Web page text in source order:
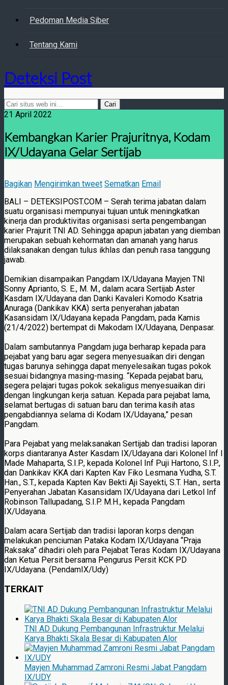
Pedoman Media Siber
Tentang Kami
Deteksi Post
21 April 2022
Kembangkan Karier Prajuritnya, Kodam
IX/Udayana Gelar Sertijab
Bagikan Mengirimkan tweet Sematkan Email
BALI – DETEKSIPOST.COM – Serah terima jabatan dalam
suatu organisasi mempunyai tujuan untuk meningkatkan
kinerja dan produktivitas organisasi serta pengembangan
karier Prajurit TNI AD. Sehingga apapun jabatan yang diemban
merupakan sebuah kehormatan dan amanah yang harus
dilaksanakan dengan tulus ikhlas dan penuh rasa tanggung
jawab.
Demikian disampaikan Pangdam IX/Udayana Mayjen TNI
Sonny Aprianto, S. E., M. M., dalam acara Sertijab Aster
Kasdam IX/Udayana dan Danki Kavaleri Komodo Ksatria
Anuraga (Dankikav KKA) serta penyerahan jabatan
Kasansidam IX/Udayana kepada Pangdam, pada Kamis
(21/4/2022) bertempat di Makodam IX/Udayana, Denpasar.
Dalam sambutannya Pangdam juga berharap kepada para
pejabat yang baru agar segera menyesuaikan diri dengan
tugas barunya sehingga dapat menyelesaikan tugas pokok
sesuai bidangnya masing-masing. “Kepada pejabat baru,
segera pelajari tugas pokok sekaligus menyesuaikan diri
dengan lingkungan kerja satuan. Kepada para pejabat lama,
selamat bertugas di satuan baru dan terima kasih atas
pengabdiannya selama di Kodam IX/Udayana,” pesan
Pangdam.
Para Pejabat yang melaksanakan Sertijab dan tradisi laporan
korps diantaranya Aster Kasdam IX/Udayana dari Kolonel Inf I
Made Mahaparta, S.I.P., kepada Kolonel Inf Puji Hartono, S.I.P.,
dan Dankikav KKA dari Kapten Kav Fiko Lesmana Yudha, S.T.
Han., S.T., kepada Kapten Kav Bekti Aji Sayekti, S.T. Han., serta
Penyerahan Jabatan Kasansidam IX/Udayana dari Letkol Inf
Robinson Tallupadang, S.I.P. M.H., kepada Pangdam
IX/Udayana.
Dalam acara Sertijab dan tradisi laporan korps dengan
melakukan penciuman Pataka Kodam IX/Udayana “Praja
Raksaka” dihadiri oleh para Pejabat Teras Kodam IX/Udayana
dan Ketua Persit bersama Pengurus Persit KCK PD
IX/Udayana. (PendamIX/Udy)
TERKAIT
TNI AD Dukung Pembangunan Infrastruktur Melalui
Karya Bhakti Skala Besar di Kabupaten Alor
Mayjen Muhammad Zamroni Resmi Jabat Pangdam
IX/UDY